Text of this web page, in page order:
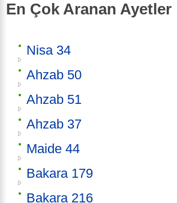
En Çok Aranan Ayetler
Nisa 34
Ahzab 50
Ahzab 51
Ahzab 37
Maide 44
Bakara 179
Bakara 216